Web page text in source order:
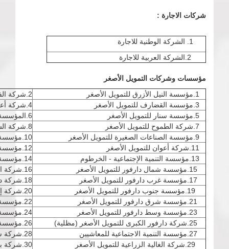
شركات الاجارة :
الشركة الوطنية للاجارة
مؤسسات وشركات التمويل الأصغر
2.شركة الفال للتمويل الأصغر
4.شركة أعناب للتمويل الأصغر
6.المؤسسة الوطنية للتمويل الأصغر
8.شركة الشمالية للتمويل الأصغر
10.مؤسسة نهر النيل للتمويل الأصغر
12.مؤسسة براعة للتمويل الأصغر
14.مؤسسة الغرة للتمويل الأصغر
16.شركة المثال للتمويل الأصغر
18.شركة دال للتمويل الأصغر
20.شركة إرادة للتمويل الأصغر
22.مؤسسة التنمية الإجتماعية -ولاية كسلا
24.مؤسسة البحر الأحمر للتمويل الأصغر
26.مؤسسة شمال كردفان للتمويل الأصغر (مشكاة)
28.شركة سواعد للتمويل الأصغر
30.شركة بنك الإبداع للتمويل الأصغر